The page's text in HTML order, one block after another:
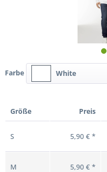
Farbe White
Größe Preis
S 5,90 € *
M 5,90 € *